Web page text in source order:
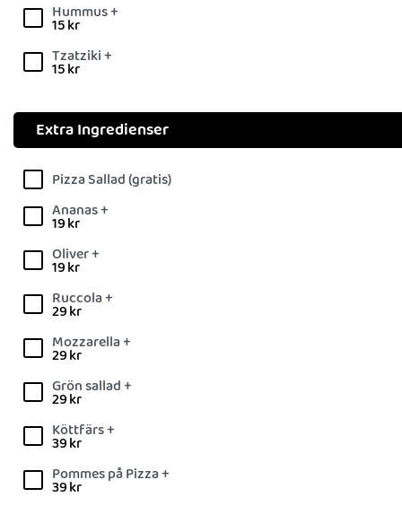
Hummus +
15kr
Tzatziki +
15kr
Extra Ingredienser
Pizza Sallad (gratis)
Ananas +
19kr
Oliver +
19kr
Ruccola +
29kr
Mozzarella +
29kr
Grön sallad +
29kr
Köttfärs +
39kr
Pommes på Pizza +
39kr